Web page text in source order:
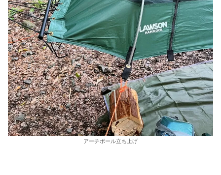
アーチポール立ち上げ